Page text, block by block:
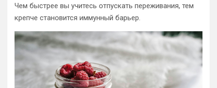
Чем быстрее вы учитесь отпускать переживания, тем
крепче становится иммунный барьер.